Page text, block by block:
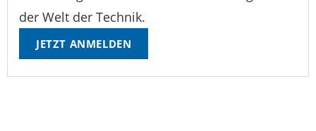
der Welt der Technik.
JETZT ANMELDEN